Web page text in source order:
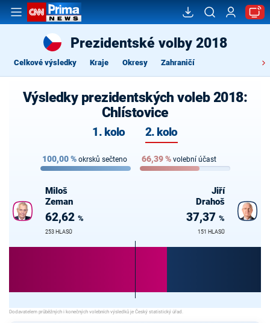
Prezidentské volby 2018
Celkové výsledky Kraje Okresy Zahraničí
Výsledky prezidentských voleb 2018:
Chlístovice
1. kolo 2. kolo
100,00% okrsků sečteno 66,39% volební účast
Miloš
Zeman
62,62 %
253 HLASŮ
Jiří
Drahoš
37,37 %
151 HLASŮ